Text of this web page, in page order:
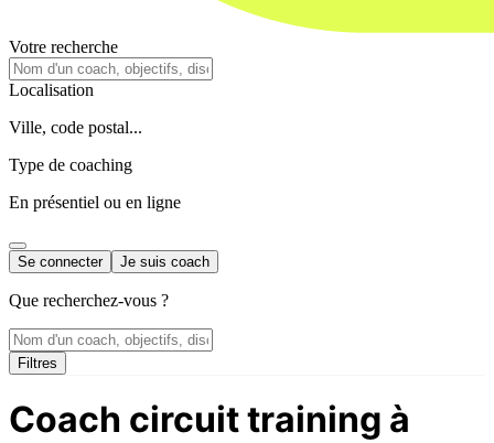
Votre recherche
Localisation
Ville, code postal...
Type de coaching
En présentiel ou en ligne
Se connecter Je suis coach
Que recherchez-vous ?
Filtres
Coach circuit training à